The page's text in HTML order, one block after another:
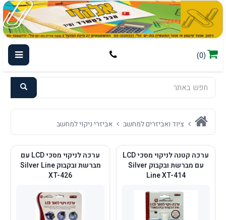
(0)
ציוד ואביזרים למחשב אביזרי ניקוי למחשב
ערכה קטנה לניקוי מסכי LCD
עם מברשת ובקבוק Silver
Line XT-414
ערכה לניקוי מסכי LCD עם
מברשת ובקבוק Silver Line
XT-426